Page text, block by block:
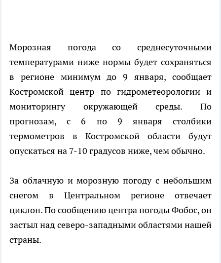
Морозная погода со среднесуточными
температурами ниже нормы будет сохраняться
в регионе минимум до 9 января, сообщает
Костромской центр по гидрометеорологии и
мониторингу окружающей среды. По
прогнозам, с 6 по 9 января столбики
термометров в Костромской области будут
опускаться на 7-10 градусов ниже, чем обычно.
За облачную и морозную погоду с небольшим
снегом в Центральном регионе отвечает
циклон. По сообщению центра погоды Фобос, он
застыл над северо-западными областями нашей
страны.